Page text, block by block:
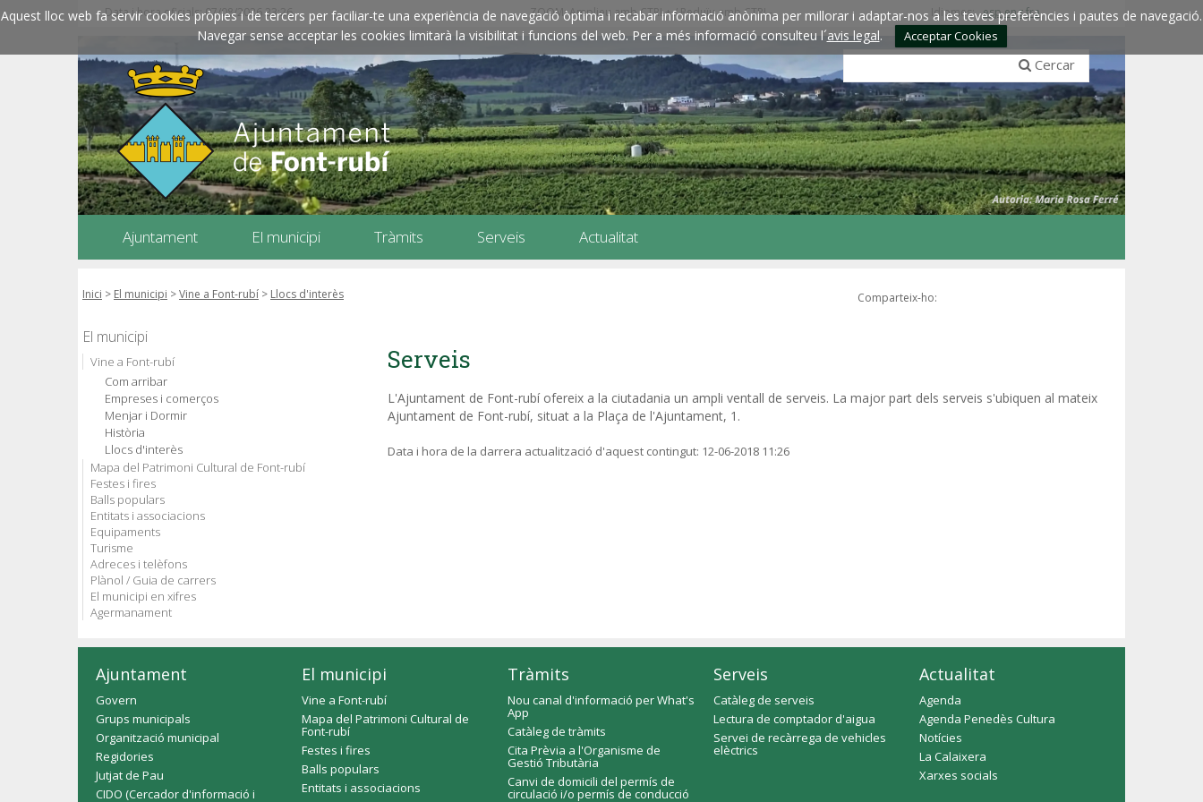
Aquest lloc web fa servir cookies pròpies i de tercers per faciliar-te una experiència de navegació òptima i recabar informació anònima per millorar i adaptar-nos a les teves preferències i pautes de navegació.
Navegar sense acceptar les cookies limitarà la visibilitat i funcions del web. Per a més informació consulteu l´avis legal. Acceptar Cookies
Data i hora oficials: 07/08/2026 23:26 ZOOM: Amplieu amb CTRL+ / Reduïu amb CTRL- Idiomes:esp engfra
Cercar
Ajuntament El municipi Tràmits Serveis Actualitat
Inici > El municipi >Vine a Font-rubí > Llocs d'interès Comparteix-ho:
El municipi
Vine a Font-rubí
Com arribar
Empreses i comerços
Menjar i Dormir
Història
Llocs d'interès
Mapa del Patrimoni Cultural de Font-rubí
Festes i fires
Balls populars
Entitats i associacions
Equipaments
Turisme
Adreces i telèfons
Plànol / Guia de carrers
El municipi en xifres
Agermanament
Serveis
L'Ajuntament de Font-rubí ofereix a la ciutadania un ampli ventall de serveis. La major part dels serveis s'ubiquen al mateix
Ajuntament de Font-rubí, situat a la Plaça de l'Ajuntament, 1.
Data i hora de la darrera actualització d'aquest contingut: 12-06-2018 11:26
Ajuntament
Govern
Grups municipals
Organització municipal
Regidories
Jutjat de Pau
CIDO (Cercador d'informació i
El municipi
Vine a Font-rubí
Mapa del Patrimoni Cultural de
Font-rubí
Festes i fires
Balls populars
Entitats i associacions
Tràmits
Nou canal d'informació per What's
App
Catàleg de tràmits
Cita Prèvia a l'Organisme de
Gestió Tributària
Canvi de domicili del permís de
circulació i/o permís de conducció
Serveis
Catàleg de serveis
Lectura de comptador d'aigua
Servei de recàrrega de vehicles
elèctrics
Actualitat
Agenda
Agenda Penedès Cultura
Notícies
La Calaixera
Xarxes socials